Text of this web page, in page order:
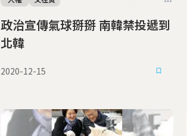
政治宣傳氣球掰掰 南韓禁投遞到
北韓
2020-12-15